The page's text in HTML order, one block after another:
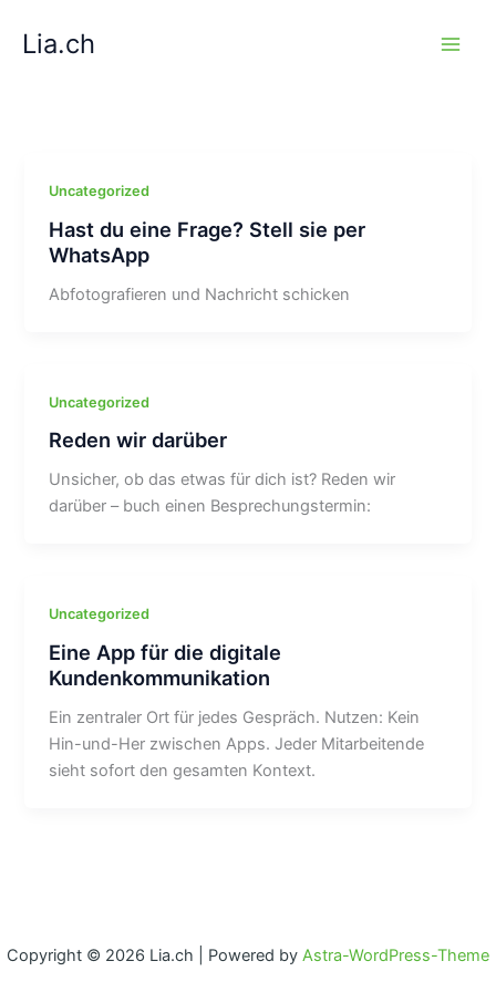
InhaltLia.ch
Uncategorized
Hast du eine Frage? Stell sie per
WhatsApp
Abfotografieren und Nachricht schicken
Uncategorized
Reden wir darüber
Unsicher, ob das etwas für dich ist? Reden wir
darüber – buch einen Besprechungstermin:
Uncategorized
Eine App für die digitale
Kundenkommunikation
Ein zentraler Ort für jedes Gespräch. Nutzen: Kein
Hin-und-Her zwischen Apps. Jeder Mitarbeitende
sieht sofort den gesamten Kontext.
Copyright © 2026 Lia.ch | Powered by Astra-WordPress-Theme